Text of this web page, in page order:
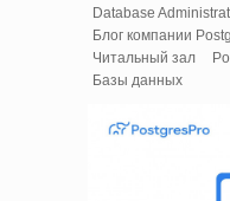
Database
Блог компании
Читальный зал
Базы данных